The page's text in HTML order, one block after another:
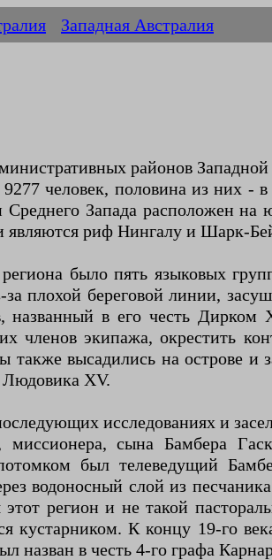
Западная Австралия
районов
человек, половина из них
Запада расположен на
являются риф Нингалу и Шарк-
было пять языковых
плохой береговой линии,
названный в его честь
членов экипажа, окрестить
также высадились на острове
Людовика XV.
исследованиях и
сына Бамбера
был телеведущий
водоносный слой из
регион и не такой
кустарником. К концу 19-го
назван в честь 4-го графа